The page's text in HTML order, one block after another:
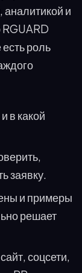
и
есть роль
в какой
заявку.
и примеры
решает
соцсети,